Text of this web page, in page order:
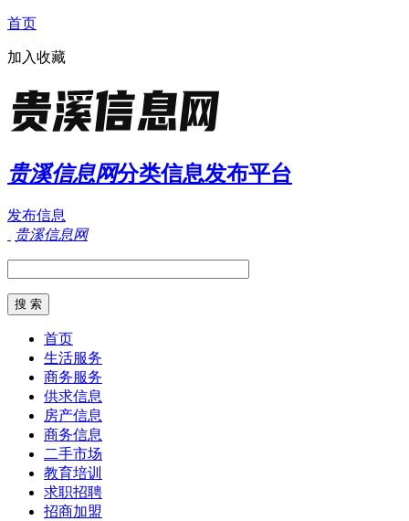
首页
加入收藏
贵溪信息网分类信息发布平台
发布信息
贵溪信息网
首页
生活服务
商务服务
供求信息
房产信息
商务信息
二手市场
教育培训
求职招聘
招商加盟